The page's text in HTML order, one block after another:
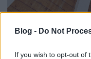
Blog - Do Not
If you wish to opt-out of